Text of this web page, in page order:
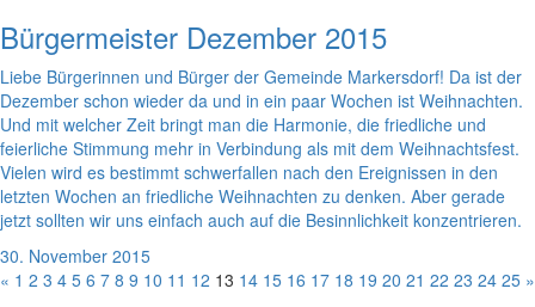
Bürgermeister Dezember 2015
Liebe Bürgerinnen und Bürger der Gemeinde Markersdorf! Da ist der
Dezember schon wieder da und in ein paar Wochen ist Weihnachten.
Und mit welcher Zeit bringt man die Harmonie, die friedliche und
feierliche Stimmung mehr in Verbindung als mit dem Weihnachtsfest.
Vielen wird es bestimmt schwerfallen nach den Ereignissen in den
letzten Wochen an friedliche Weihnachten zu denken. Aber gerade
jetzt sollten wir uns einfach auch auf die Besinnlichkeit konzentrieren.
30. November 2015
« 1 2 3 4 5 6 7 8 9 10 11 12 13 14 15 16 17 18 19 20 21 22 23 24 25 »